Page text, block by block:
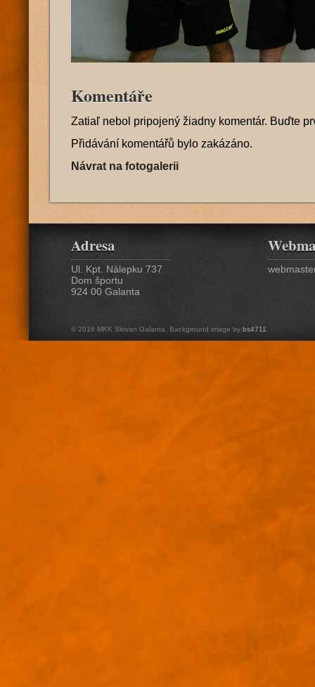
Komentáře
Zatiaľ nebol pripojený žiadny komentár. Buďte
Přidávání komentářů bylo zakázáno.
Návrat na fotogalerii
Adresa
Ul. Kpt. Nálepku 737
Dom športu
924 00 Galanta
© 2016 MKK Slovan Galanta. Background image by bs4711